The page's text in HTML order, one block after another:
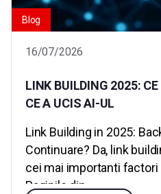
Blog
16/07/2026
LINK BUILDING 2025:
CE A UCIS AI-UL
Link Building in 2025:
Continuare? Da, link
cei mai importanti factori
Paginile din...